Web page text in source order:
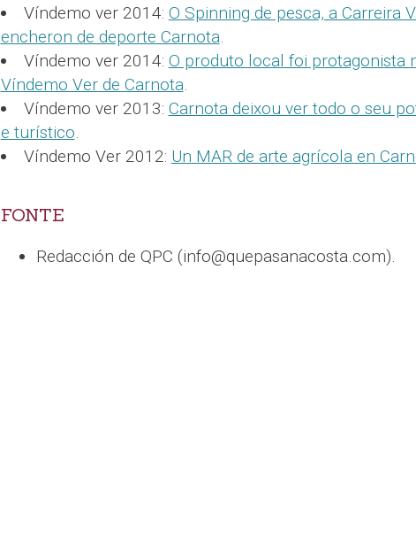
Víndemo ver 2014: O Spinning de pesca, a Carreira
encheron de deporte Carnota.
Víndemo ver 2014: O produto local foi protagonista
Víndemo Ver de Carnota.
Víndemo ver 2013: Carnota deixou ver todo o seu
e turístico.
Víndemo Ver 2012: Un MAR de arte agrícola en
FONTE
Redacción de QPC (info@quepasanacosta.com).